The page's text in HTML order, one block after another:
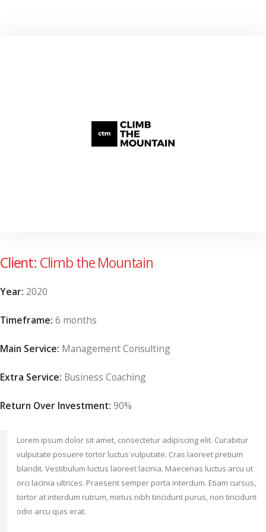
Client: Climb the Mountain
Year: 2020
Timeframe: 6 months
Main Service: Management Consulting
Extra Service: Business Coaching
Return Over Investment: 90%
Lorem ipsum dolor sit amet, consectetur adipiscing elit. Curabitur
vulputate posuere tortor luctus vulputate. Cras laoreet pretium
blandit. Vestibulum luctus laoreet lacinia. Maecenas luctus arcu ut
orci lacinia ultrices. Praesent semper porta interdum. Etiam cursus,
tortor at interdum rutrum, metus nibh tincidunt purus, non tincidunt
odio arcu quis erat.